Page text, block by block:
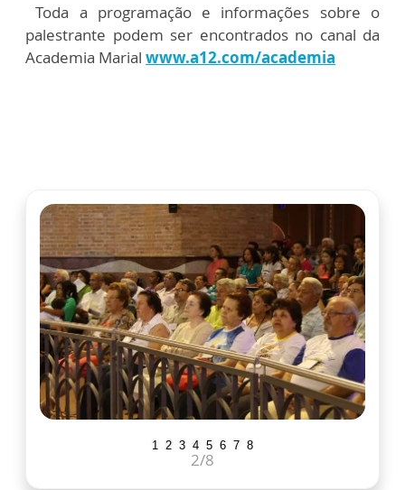
Toda a programação e informações sobre o
palestrante podem ser encontrados no canal da
Academia Marial www.a12.com/academia
1 2 3 4 5 6 7 8
2/8